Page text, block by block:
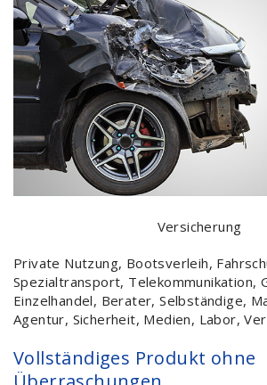
Versicherung
Private Nutzung, Bootsverleih,
Spezialtransport, Telekommunikation,
Einzelhandel, Berater, Selbständige,
Agentur, Sicherheit, Medien, Labor,
Vollständiges Produkt ohne